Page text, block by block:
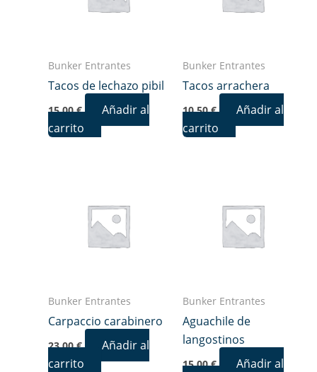
Bunker Entrantes
Tacos de lechazo pibil
15,00€
Añadir al
carrito
Bunker Entrantes
Tacos arrachera
10,50€
Añadir al
carrito
Bunker Entrantes
Carpaccio carabinero
23,00€
Añadir al
carrito
Bunker Entrantes
Aguachile de
langostinos
15,00€
Añadir al